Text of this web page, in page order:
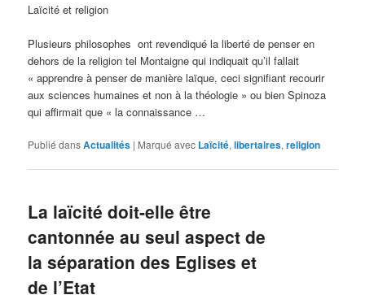
Laïcité et religion
Plusieurs philosophes ont revendiqué la liberté de penser en
dehors de la religion tel Montaigne qui indiquait qu’il fallait
« apprendre à penser de manière laïque, ceci signifiant recourir
aux sciences humaines et non à la théologie » ou bien Spinoza
qui affirmait que « la connaissance …
Publié dansActualités | Marqué avec Laïcité,libertaires,religion
La laïcité doit-elle être
cantonnée au seul aspect de
la séparation des Eglises et
de l’Etat